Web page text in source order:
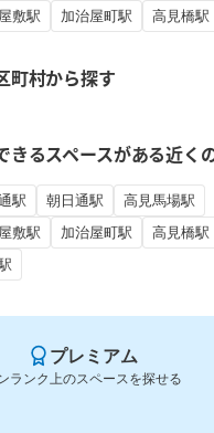
敷駅 加治屋町駅 高見橋駅
町村から探す
きるスペースがある近く
駅 朝日通駅
高見馬場駅
敷駅 加治屋町駅
高見橋駅
プレミアム
ランク上のスペースを探せる